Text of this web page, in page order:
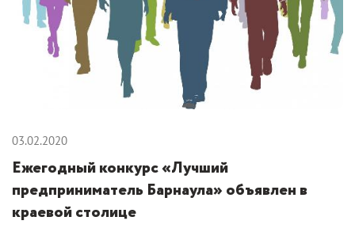
03.02.2020
Ежегодный конкурс «Лучший
предприниматель Барнаула» объявлен в
краевой столице